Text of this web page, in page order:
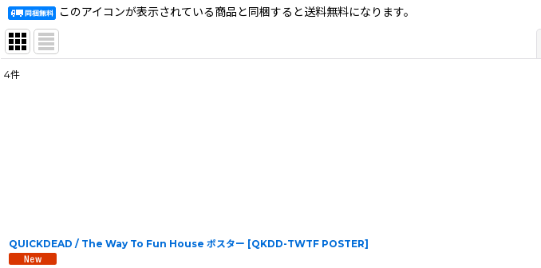
このアイコンが表示されている商品と同梱すると送料無料になります。
4件
QUICKDEAD / The Way To Fun House ポスター [QKDD-TWTF POSTER]